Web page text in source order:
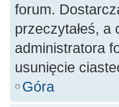
forum.
przeczytałeś, a
administratora
usunięcie
Góra